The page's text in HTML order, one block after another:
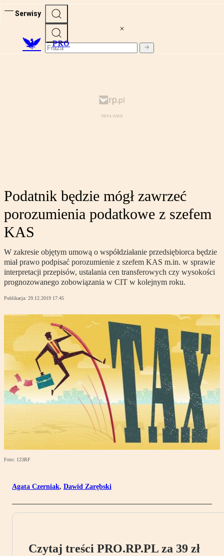
Serwisy
PRO
Podatnik będzie mógł zawrzeć
porozumienia podatkowe z szefem
KAS
W zakresie objętym umową o współdziałanie przedsiębiorca będzie
miał prawo podpisać porozumienie z szefem KAS m.in. w sprawie
interpretacji przepisów, ustalania cen transferowych czy wysokości
prognozowanego zobowiązania w CIT w kolejnym roku.
Publikacja: 29.12.2019 17:45
Foto: 123RF
Agata Czerniak, Dawid Zarębski
Czytaj treści PRO.RP.PL za 39 zł